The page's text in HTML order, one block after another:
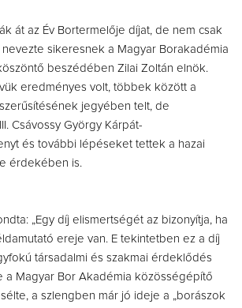
át az Év Bortermelője díjat, de nem csak
nevezte sikeresnek a Magyar Borakadémia
beszédében Zilai Zoltán elnök.
eredményes volt, többek között a
jegyében telt, de
Csávossy György Kárpát-
és további lépéseket tettek a hazai
érdekében is.
„Egy díj elismertségét az bizonyítja, ha
ereje van. E tekintetben ez a díj
társadalmi és szakmai érdeklődés
a Magyar Bor Akadémia közösségépítő
a szlengben már jó ideje a „borászok